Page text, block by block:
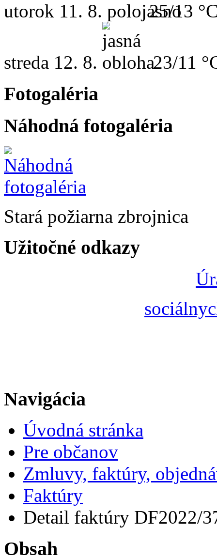
utorok 11. 8. 25/13
streda 12. 8. 23/11
Fotogaléria
Náhodná fotogaléria
Stará požiarna zbrojnica
Užitočné odkazy
Navigácia
Úvodná stránka
Pre občanov
Zmluvy, faktúry,
Faktúry
Detail faktúry DF2022/
Obsah